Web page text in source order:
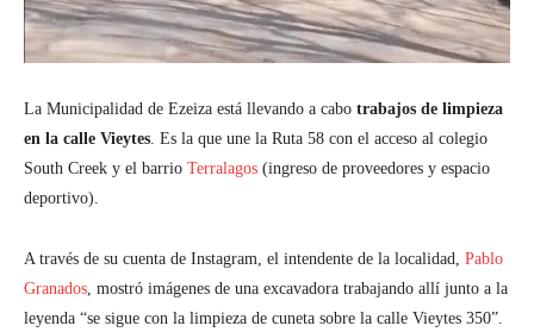
La Municipalidad de Ezeiza está llevando a cabo trabajos de limpieza
en la calle Vieytes . Es la que une la Ruta 58 con el acceso al colegio
South Creek y el barrio Terralagos (ingreso de proveedores y espacio
deportivo).
A través de su cuenta de Instagram, el intendente de la localidad, Pablo
Granados , mostró imágenes de una excavadora trabajando allí junto a la
leyenda “se sigue con la limpieza de cuneta sobre la calle Vieytes 350”.